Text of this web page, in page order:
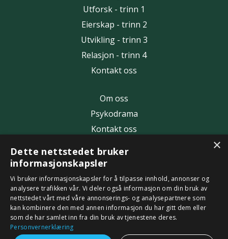
Utforsk - trinn 1
Eierskap - trinn 2
Utvikling - trinn 3
Relasjon - trinn 4
Kontakt oss
Om oss
Psykodrama
Kontakt oss
Artikler
webinar: "Jenta med den store hemmeligheten"
Personvern
© 2026 Bakke Rolleutvikling, org.nr.991121854
×
Dette nettstedet bruker
informasjonskapsler
Vi bruker informasjonskapsler for å tilpasse innhold, annonser og
analysere trafikken vår. Vi deler også informasjon om din bruk av
nettstedet vårt med våre annonserings- og analysepartnere som
kan kombinere den med annen informasjon du har gitt dem eller
som de har samlet inn fra din bruk av tjenestene deres.
Personvernerklæring